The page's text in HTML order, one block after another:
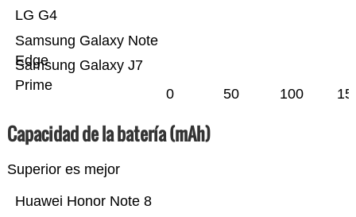
Samsung Galaxy J7
Prime
Samsung Galaxy Note
Edge
LG G4
0 50 100
Capacidad de la batería (mAh)
Superior es mejor
Huawei Honor Note 8